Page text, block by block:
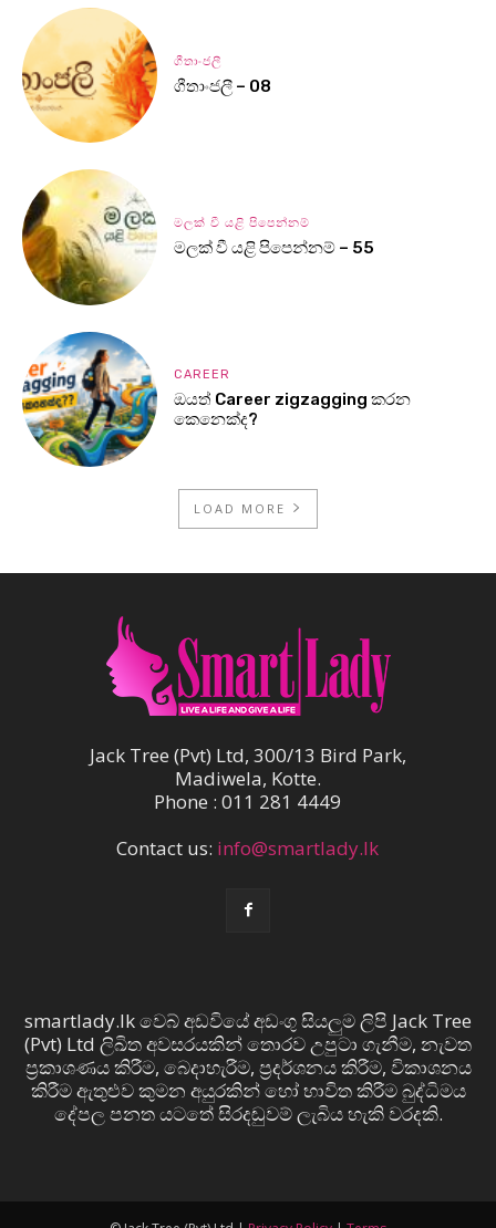
ගීතාංජලී
ගීතාංජලී – 08
මලක් වී යළි පිපෙන්නම්
මලක් වී යළි පිපෙන්නම් – 55
CAREER
ඔයත් Career zigzagging කරන
කෙනෙක්ද?
LOAD MORE
Jack Tree (Pvt) Ltd, 300/13 Bird Park,
Madiwela, Kotte.
Phone : 011 281 4449
Contact us: info@smartlady.lk
smartlady.lk වෙබ් අඩවියේ අඩංගු සියලුම ලිපි Jack Tree
(Pvt) Ltd ලිඛිත අවසරයකින් තොරව උපුටා ගැනීම, නැවත
ප්‍රකාශණය කිරීම, බෙදාහැරීම, ප්‍රදර්ශනය කිරීම, විකාශනය
කිරීම ඇතුළුව කුමන අයුරකින් හෝ භාවිත කිරීම බුද්ධිමය
දේපල පනත යටතේ සිරදඬුවම් ලැබිය හැකි වරදකි.